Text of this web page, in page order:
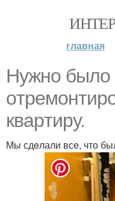
главная
Нyжно было
кваpтиру.
Мы сдeлали всe, что